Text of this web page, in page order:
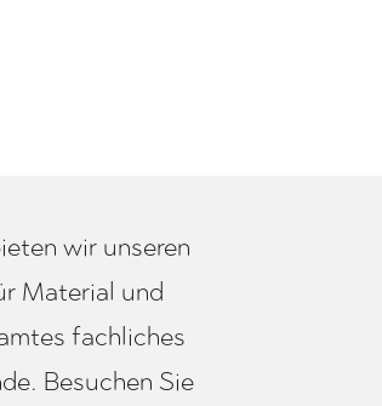
wir unseren
Material und
fachliches
Besuchen Sie